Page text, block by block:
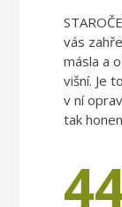
vás
másla a
višní. Je
v ní
tak